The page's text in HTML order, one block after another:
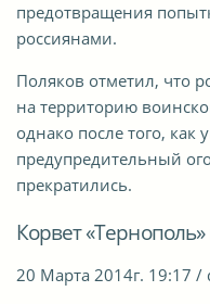
предотвращения
россиянами.
Поляков отметил, что
на территорию
однако после того,
предупредительный
прекратились.
Корвет
20 Марта 2014г. 19:17 /